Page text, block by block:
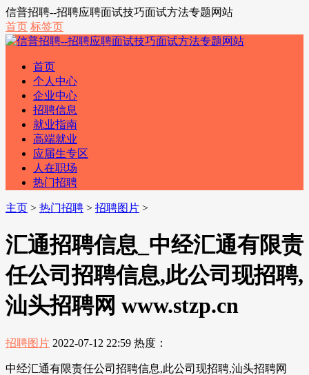
信普招聘--招聘应聘面试技巧面试方法专题网站
首页 标签页
首页
个人中心
企业中心
招聘信息
就业指南
高端就业
应届生专区
人在职场
热门招聘
主页 > 热门招聘 > 招聘图片 >
汇通招聘信息_中经汇通有限责
任公司招聘信息,此公司现招聘,
汕头招聘网 www.stzp.cn
招聘图片 2022-07-12 22:59 热度：
中经汇通有限责任公司招聘信息,此公司现招聘,汕头招聘网